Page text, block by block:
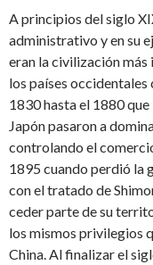
A principios del siglo
administrativo y en su
eran la civilización
los países
1830 hasta el 1880
Japón pasaron a
controlando el
1895 cuando perdió la
con el tratado de
ceder parte de su
los mismos privilegios
China. Al finalizar el